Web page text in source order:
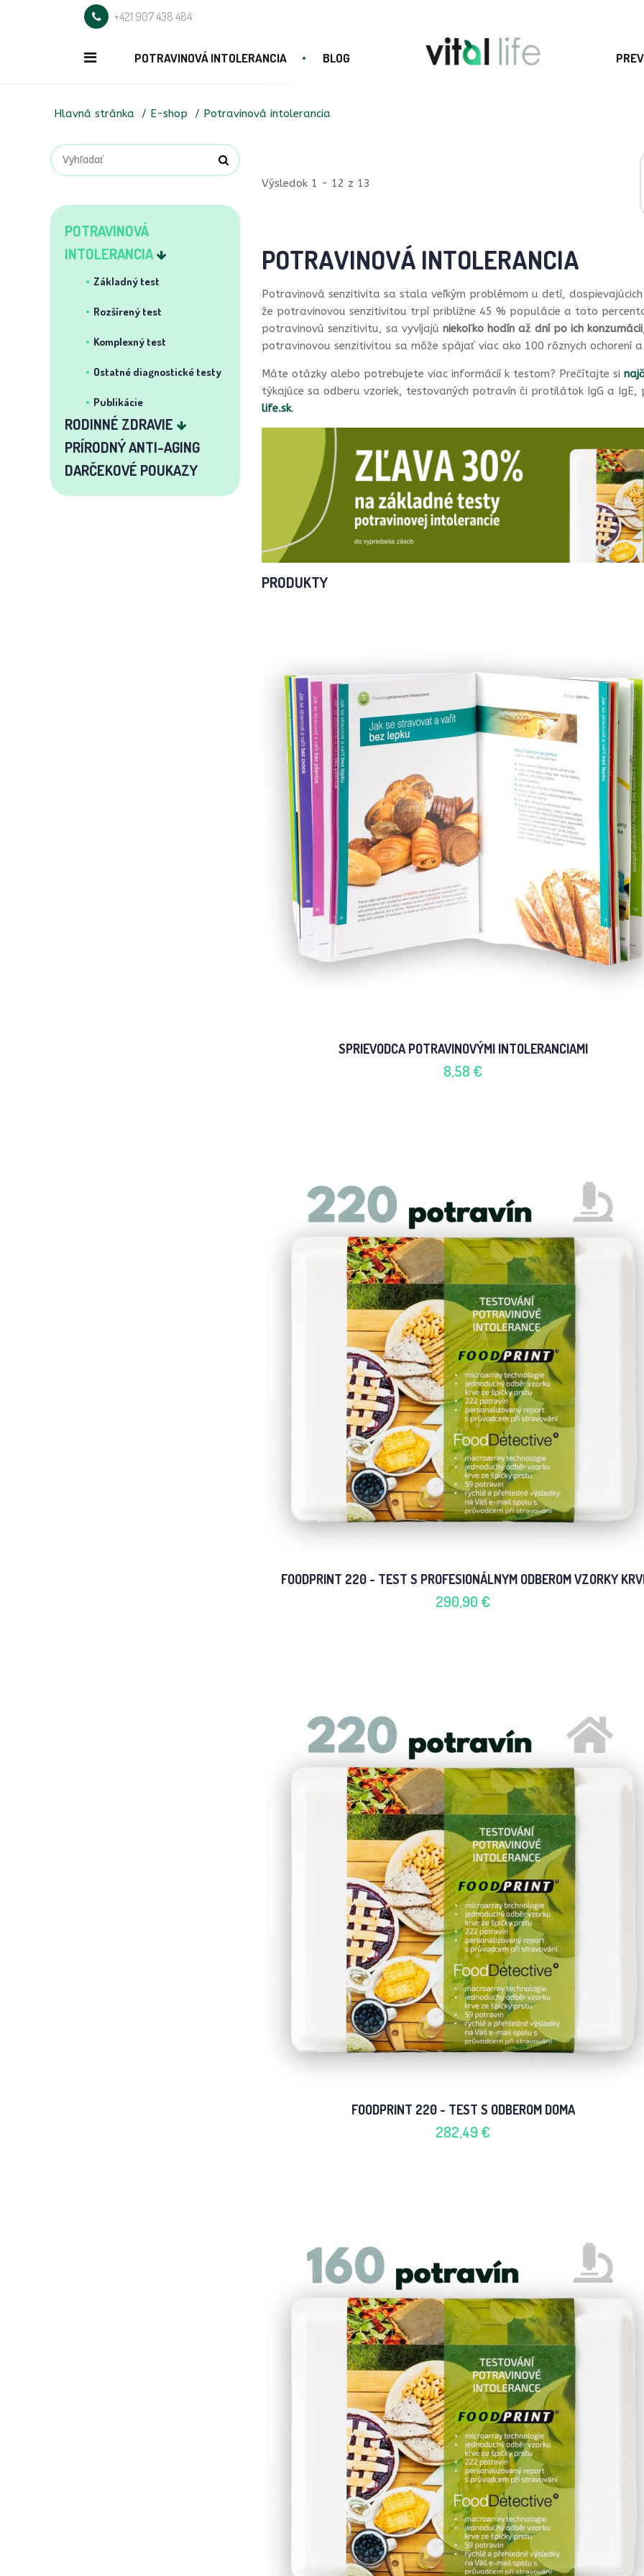
+421 907 438 484
POTRAVINOVÁ INTOLERANCIA BLOG
Hlavná stránka E-shop Potravinová intolerancia
POTRAVINOVÁ
INTOLERANCIA
Základný test
Rozšírený test
Komplexný test
Ostatné diagnostické testy
Publikácie
RODINNÉ ZDRAVIE
PRÍRODNÝ ANTI-AGING
DARČEKOVÉ POUKAZY
Výsledok 1 - 12 z 13
POTRAVINOVÁ INTOLERANCIA
Potravinová senzitivita sa stala veľkým problémom u detí,
že potravinovou senzitivitou trpí približne 45 % populácie a toto
potravinovú senzitivitu, sa vyvíjajú niekoľko hodín až dní po ich
potravinovou senzitivitou sa môže spájať viac ako 100 rôznych ochorení
Máte otázky alebo potrebujete viac informácií k testom? Prečítajte si
týkajúce sa odberu vzoriek, testovaných potravín či protilátok IgG a
life.sk.
PRODUKTY
SPRIEVODCA POTRAVINOVÝMI INTOLERANCIAMI
8,58 €
FOODPRINT 220 - TEST S PROFESIONÁLNYM ODBEROM VZORKY
290,90 €
FOODPRINT 220 - TEST S ODBEROM DOMA
282,49 €